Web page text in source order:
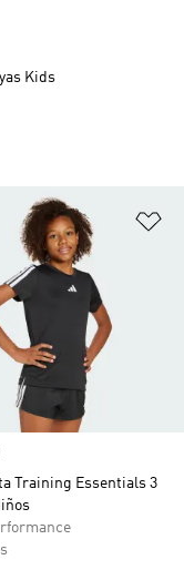
lista de deseos
Training Essentials 3
Kids